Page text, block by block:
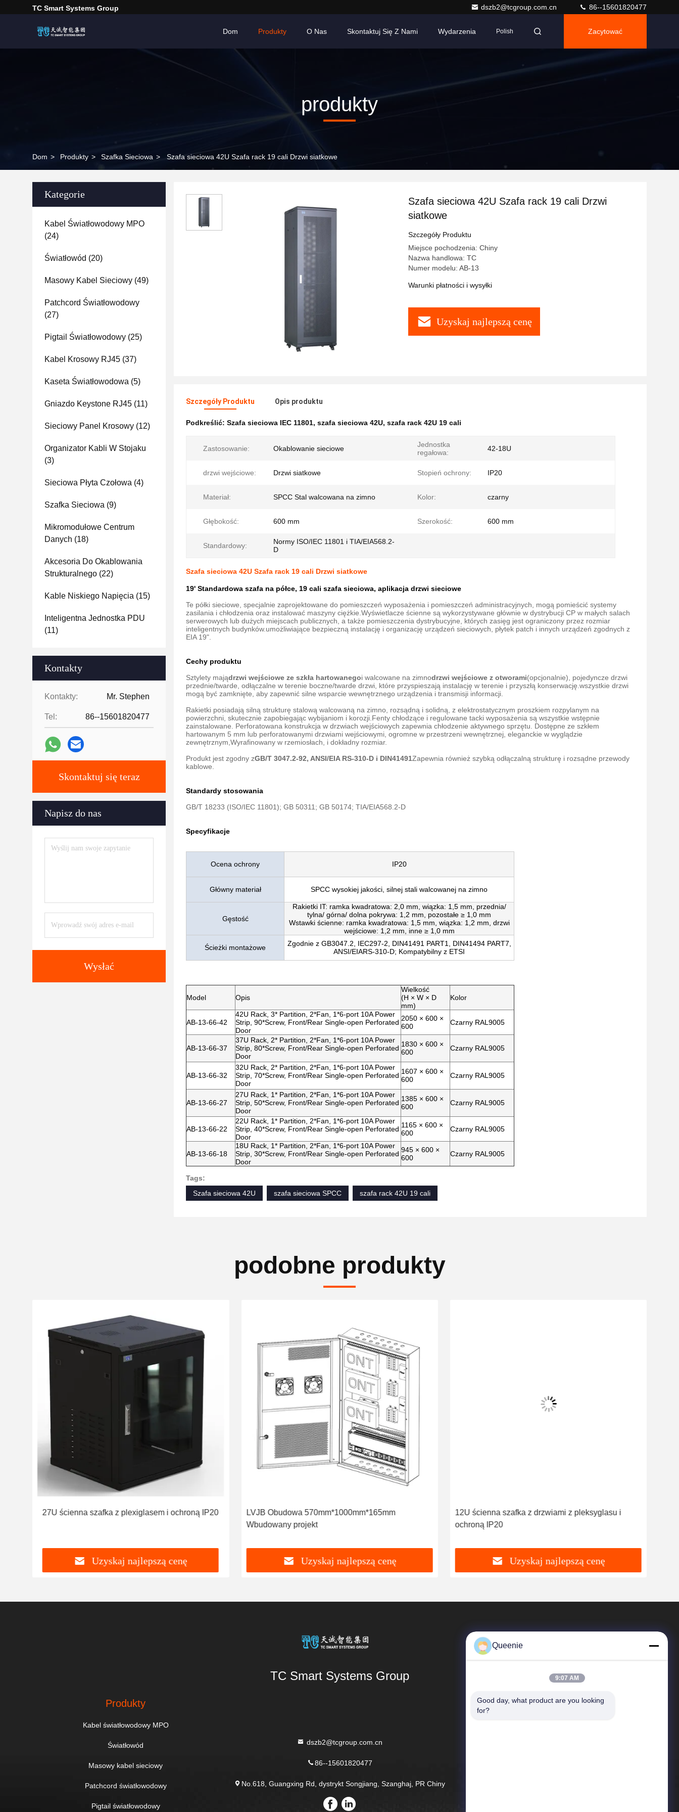
TC Smart Systems Group dszb2@tcgroup.com.cn 86--15601820477
Dom Produkty O Nas Skontaktuj Się Z Nami Wydarzenia Polish Zacytować
produkty
Dom > Produkty > Szafka Sieciowa > Szafa sieciowa 42U Szafa rack 19 cali Drzwi siatkowe
Kategorie
Kabel Światłowodowy MPO
(24)
Światłowód (20)
Masowy Kabel Sieciowy (49)
Patchcord Światłowodowy
(27)
Pigtail Światłowodowy (25)
Kabel Krosowy RJ45 (37)
Kaseta Światłowodowa (5)
Gniazdo Keystone RJ45 (11)
Sieciowy Panel Krosowy (12)
Organizator Kabli W Stojaku
(3)
Sieciowa Płyta Czołowa (4)
Szafka Sieciowa (9)
Mikromodułowe Centrum
Danych (18)
Akcesoria Do Okablowania
Strukturalnego (22)
Kable Niskiego Napięcia (15)
Inteligentna Jednostka PDU
(11)
Kontakty
Kontakty: Mr. Stephen
Tel: 86--15601820477
Skontaktuj się teraz
Napisz do nas
Wysłać
Szafa sieciowa 42U Szafa rack 19 cali Drzwi
siatkowe
Szczegóły Produktu
Miejsce pochodzenia: Chiny
Nazwa handlowa: TC
Numer modelu: AB-13
Warunki płatności i wysyłki
Uzyskaj najlepszą cenę
Szczegóły Produktu Opis produktu
Podkreślić: Szafa sieciowa IEC 11801, szafa sieciowa 42U, szafa rack 42U 19 cali
Zastosowanie: Okablowanie sieciowe
Jednostka
regałowa:
42-18U
drzwi wejściowe: Drzwi siatkowe Stopień ochrony: IP20
Materiał: SPCC Stal walcowana na zimno Kolor: czarny
Głębokość: 600 mm Szerokość: 600 mm
Standardowy:
Normy ISO/IEC 11801 i TIA/EIA568.2-
D
Szafa sieciowa 42U Szafa rack 19 cali Drzwi siatkowe
19' Standardowa szafa na półce, 19 cali szafa sieciowa, aplikacja drzwi sieciowe
Te półki sieciowe, specjalnie zaprojektowane do pomieszczeń wyposażenia i pomieszczeń administracyjnych, mogą pomieścić systemy
zasilania i chłodzenia oraz instalować maszyny ciężkie.Wyświetlacze ścienne są wykorzystywane głównie w dystrybucji CP w małych salach
serwerowych lub dużych miejscach publicznych, a także pomieszczenia dystrybucyjne, których zasięg jest ograniczony przez rozmiar
inteligentnych budynków.umożliwiające bezpieczną instalację i organizację urządzeń sieciowych, płytek patch i innych urządzeń zgodnych z
EIA 19".
Cechy produktu
Sztylety majądrzwi wejściowe ze szkła hartowanegoi walcowane na zimnodrzwi wejściowe z otworami(opcjonalnie), pojedyncze drzwi
przednie/twarde, odłączalne w terenie boczne/twarde drzwi, które przyspieszają instalację w terenie i przyszłą konserwację.wszystkie drzwi
mogą być zamknięte, aby zapewnić silne wsparcie wewnętrznego urządzenia i transmisji informacji.
Rakietki posiadają silną strukturę stalową walcowaną na zimno, rozsądną i solidną, z elektrostatycznym proszkiem rozpylanym na
powierzchni, skutecznie zapobiegając wybijaniom i korozji.Fenty chłodzące i regulowane tacki wyposażenia są wszystkie wstępnie
zainstalowane. Perforatowana konstrukcja w drzwiach wejściowych zapewnia chłodzenie aktywnego sprzętu. Dostępne ze szkłem
hartowanym 5 mm lub perforatowanymi drzwiami wejściowymi, ogromne w przestrzeni wewnętrznej, eleganckie w wyglądzie
zewnętrznym,Wyrafinowany w rzemiosłach, i dokładny rozmiar.
Produkt jest zgodny zGB/T 3047.2-92, ANSI/EIA RS-310-D i DIN41491Zapewnia również szybką odłączalną strukturę i rozsądne przewody
kablowe.
Standardy stosowania
GB/T 18233 (ISO/IEC 11801); GB 50311; GB 50174; TIA/EIA568.2-D
Specyfikacje
Ocena ochrony IP20
Główny materiał SPCC wysokiej jakości, silnej stali walcowanej na zimno
Gęstość
Rakietki IT: ramka kwadratowa: 2,0 mm, wiązka: 1,5 mm, przednia/
tylna/ górna/ dolna pokrywa: 1,2 mm, pozostałe ≥ 1,0 mm
Wstawki ścienne: ramka kwadratowa: 1,5 mm, wiązka: 1,2 mm, drzwi
wejściowe: 1,2 mm, inne ≥ 1,0 mm
Ścieżki montażowe
Zgodnie z GB3047.2, IEC297-2, DIN41491 PART1, DIN41494 PART7,
ANSI/EIARS-310-D; Kompatybilny z ETSI
Model Opis
Wielkość
(H × W × D
mm)
Kolor
AB-13-66-42
42U Rack, 3* Partition, 2*Fan, 1*6-port 10A Power
Strip, 90*Screw, Front/Rear Single-open Perforated
Door
2050 × 600 ×
600
Czarny RAL9005
AB-13-66-37
37U Rack, 2* Partition, 2*Fan, 1*6-port 10A Power
Strip, 80*Screw, Front/Rear Single-open Perforated
Door
1830 × 600 ×
600
Czarny RAL9005
AB-13-66-32
32U Rack, 2* Partition, 2*Fan, 1*6-port 10A Power
Strip, 70*Screw, Front/Rear Single-open Perforated
Door
1607 × 600 ×
600
Czarny RAL9005
AB-13-66-27
27U Rack, 1* Partition, 2*Fan, 1*6-port 10A Power
Strip, 50*Screw, Front/Rear Single-open Perforated
Door
1385 × 600 ×
600
Czarny RAL9005
AB-13-66-22
22U Rack, 1* Partition, 2*Fan, 1*6-port 10A Power
Strip, 40*Screw, Front/Rear Single-open Perforated
Door
1165 × 600 ×
600
Czarny RAL9005
AB-13-66-18
18U Rack, 1* Partition, 2*Fan, 1*6-port 10A Power
Strip, 30*Screw, Front/Rear Single-open Perforated
Door
945 × 600 ×
600
Czarny RAL9005
Tags:
Szafa sieciowa 42U
szafa sieciowa SPCC szafa rack 42U 19 cali
podobne produkty
27U ścienna szafka z plexiglasem i ochroną IP20
Uzyskaj najlepszą cenę
LVJB Obudowa 570mm*1000mm*165mm
Wbudowany projekt
Uzyskaj najlepszą cenę
12U ścienna szafka z drzwiami z pleksyglasu i
ochroną IP20
Uzyskaj najlepszą cenę
TC Smart Systems Group
Produkty
Kabel światłowodowy MPO
Światłowód
Masowy kabel sieciowy
Patchcord światłowodowy
Pigtail światłowodowy
dszb2@tcgroup.com.cn
86--15601820477
No.618, Guangxing Rd, dystrykt Songjiang, Szanghaj, PR Chiny
Szybkie Linki
Queenie
9:07 AM
Good day, what product are you looking
for?